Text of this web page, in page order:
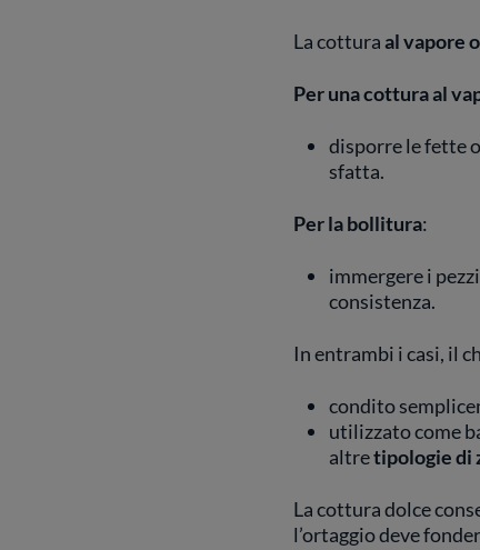
La cotturaal vapore
Per una cottura al
disporre le fette
sfatta.
Per la bollitura:
immergere i
consistenza.
In entrambi i casi, il
condito
utilizzato come
altretipologie di
La cottura dolce
l’ortaggio deve